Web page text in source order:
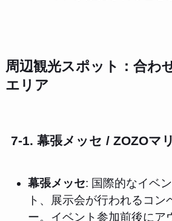
周辺観光スポット：合わ
エリア
7-1. 幕張メッセ / ZOZOマ
幕張メッセ: 国際的なイベ
ト、展示会が行われるコン
ー。イベント参加前後にア